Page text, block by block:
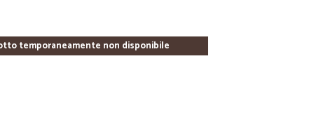
temporaneamente non disponibile